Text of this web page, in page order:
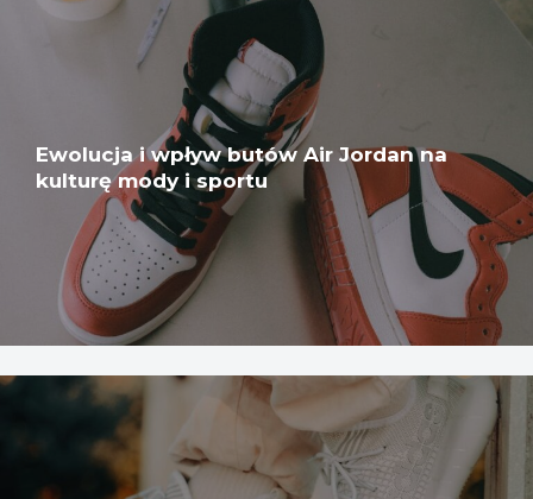
Ewolucja i wpływ butów Air Jordan na
kulturę mody i sportu